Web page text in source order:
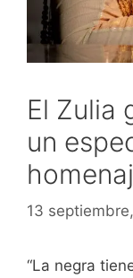
El Zulia
un
13
“La negra